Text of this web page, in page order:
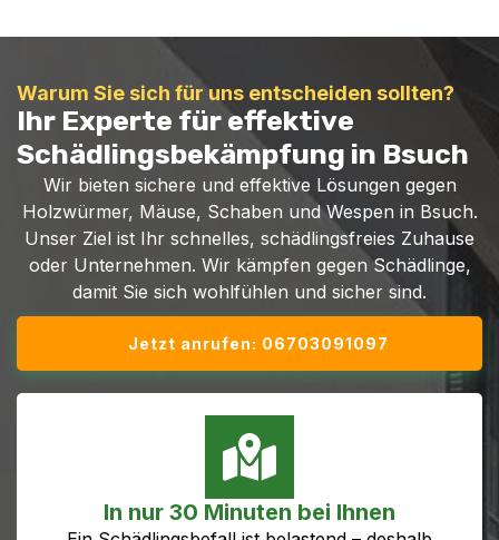
Warum Sie sich für uns entscheiden sollten?
Ihr Experte für effektive
Schädlingsbekämpfung in Bsuch
Wir bieten sichere und effektive Lösungen gegen
Holzwürmer, Mäuse, Schaben und Wespen in Bsuch.
Unser Ziel ist Ihr schnelles, schädlingsfreies Zuhause
oder Unternehmen. Wir kämpfen gegen Schädlinge,
damit Sie sich wohlfühlen und sicher sind.
Jetzt anrufen: 06703091097
In nur 30 Minuten bei Ihnen